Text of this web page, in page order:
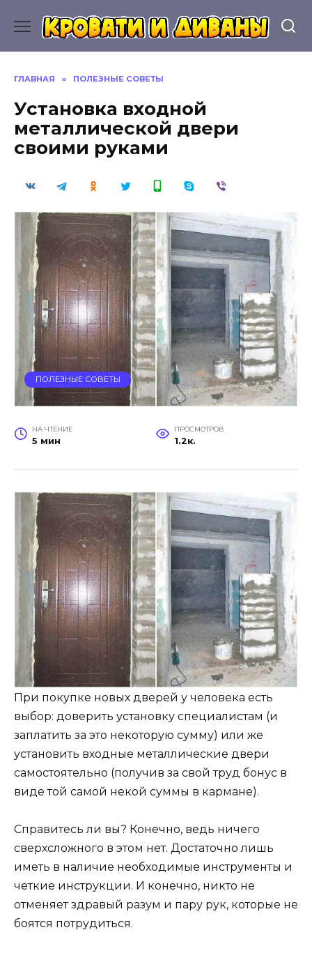
содержанию
ГЛАВНАЯ » ПОЛЕЗНЫЕ СОВЕТЫ
Установка входной
металлической двери
своими руками
ПОЛЕЗНЫЕ СОВЕТЫ
НА ЧТЕНИЕ
5 мин
ПРОСМОТРОВ
1.2к.
При покупке новых дверей у человека есть
выбор: доверить установку специалистам (и
заплатить за это некоторую сумму) или же
установить входные металлические двери
самостоятельно (получив за свой труд бонус в
виде той самой некой суммы в кармане).
Справитесь ли вы? Конечно, ведь ничего
сверхсложного в этом нет. Достаточно лишь
иметь в наличие необходимые инструменты и
четкие инструкции. И конечно, никто не
отменяет здравый разум и пару рук, которые не
боятся потрудиться.